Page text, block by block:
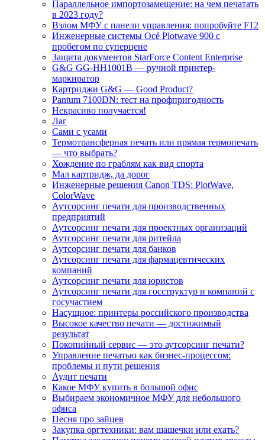
Параллельное импортозамещение: на чем печатать
в 2023 году?
Взлом МФУ с панели управления: попробуйте F12
Инженерные системы Océ Plotwave 900 с
пробегом по суперцене
Защита документов StarForce Content Enterprise
G&G GG-HH1001B — ручной принтер-
маркиратор
Картриджи G&G — Good Product?
Pantum 7100DN: тест на профпригодность
Некрасиво получается!
Лаг
Сами с усами
Термотрансферная печать или прямая термопечать
— что выбрать?
Хождение по граблям как вид спорта
Мал картридж, да дорог
Инженерные решения Canon TDS: PlotWave,
ColorWave
Аутсорсинг печати для производственных
предприятий
Аутсорсинг печати для проектных организаций
Аутсорсинг печати для ритейла
Аутсорсинг печати для банков
Аутсорсинг печати для фармацевтических
компаний
Аутсорсинг печати для юристов
Аутсорсинг печати для госструктур и компаний с
госучастием
Насущное: принтеры российского производства
Высокое качество печати — достижимый
результат
Покопийный сервис — это аутсорсинг печати?
Управление печатью как бизнес-процессом:
проблемы и пути решения
Аудит печати
Какое МФУ купить в большой офис
Выбираем экономичное МФУ для небольшого
офиса
Песня про зайцев
Закупка оргтехники: вам шашечки или ехать?